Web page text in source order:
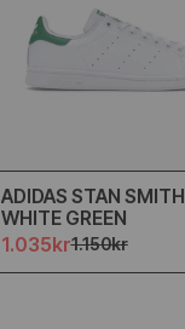
ADIDAS STAN SMITH
WHITE GREEN
1.035kr1.150kr